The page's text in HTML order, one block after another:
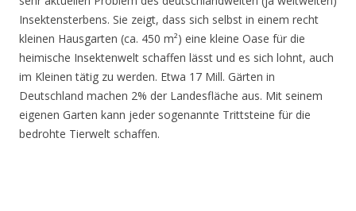
Insektensterbens. Sie zeigt, dass sich selbst in einem recht
kleinen Hausgarten (ca. 450 m²) eine kleine Oase für die
heimische Insektenwelt schaffen lässt und es sich lohnt, auch
im Kleinen tätig zu werden. Etwa 17 Mill. Gärten in
Deutschland machen 2% der Landesfläche aus. Mit seinem
eigenen Garten kann jeder sogenannte Trittsteine für die
bedrohte Tierwelt schaffen.